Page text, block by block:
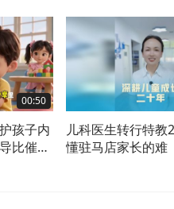
00:50
孩子内
比催促
儿科医生转行特教
懂驻马店家长的难